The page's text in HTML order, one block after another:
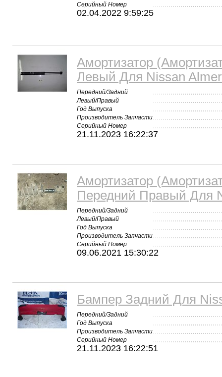
Серийный Номер
02.04.2022 9:59:25
Амортизатор
Левый Для Nissan
Передний/Задний
Левый/Правый
Год Выпуска
Производитель Запчасти
Серийный Номер
21.11.2023 16:22:37
Амортизатор
Передний Правый Для
Передний/Задний
Левый/Правый
Год Выпуска
Производитель Запчасти
Серийный Номер
09.06.2021 15:30:22
Бампер Задний Для
Передний/Задний
Год Выпуска
Производитель Запчасти
Серийный Номер
21.11.2023 16:22:51